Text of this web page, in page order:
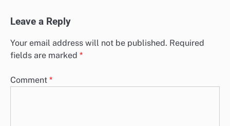
Leave a Reply
Your email address will not be published. Required
fields are marked *
Comment *